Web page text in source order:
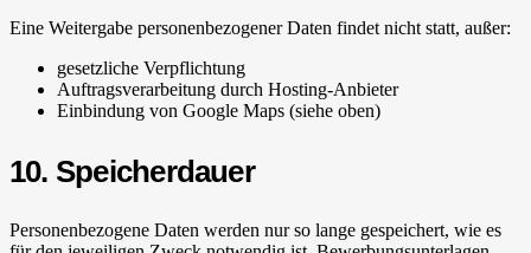
Eine Weitergabe personenbezogener Daten findet nicht statt, außer:
gesetzliche Verpflichtung
Auftragsverarbeitung durch Hosting-Anbieter
Einbindung von Google Maps (siehe oben)
10. Speicherdauer
Personenbezogene Daten werden nur so lange gespeichert, wie es